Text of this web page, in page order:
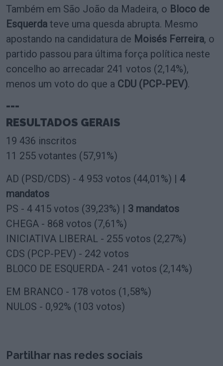
Também em São João da Madeira, o Bloco de
Esquerda teve uma quesda abrupta. Mesmo
apostando na candidatura de Moisés Ferreira, o
partido passou para última força política neste
concelho ao arrecadar 241 votos (2,14%),
menos um voto do que a CDU (PCP-PEV).
---
RESULTADOS GERAIS
19 436 inscritos
11 255 votantes (57,91%)
AD (PSD/CDS) - 4 953 votos (44,01%) | 4
mandatos
PS - 4 415 votos (39,23%) | 3 mandatos
CHEGA - 868 votos (7,61%)
INICIATIVA LIBERAL - 255 votos (2,27%)
CDS (PCP-PEV) - 242 votos
BLOCO DE ESQUERDA - 241 votos (2,14%)
EM BRANCO - 178 votos (1,58%)
NULOS - 0,92% (103 votos)
Partilhar nas redes sociais